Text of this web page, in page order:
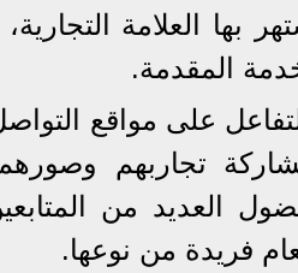
بها العلامة
المقدمة.
على مواقع
تجاربهم
العديد من
فريدة من نوعها.